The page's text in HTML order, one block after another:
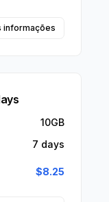
informações
10GB
7 days
$8.25